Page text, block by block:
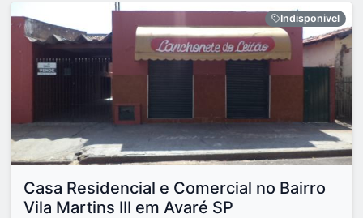
Indisponivel
Casa Residencial e Comercial no Bairro
Vila Martins III em Avaré SP